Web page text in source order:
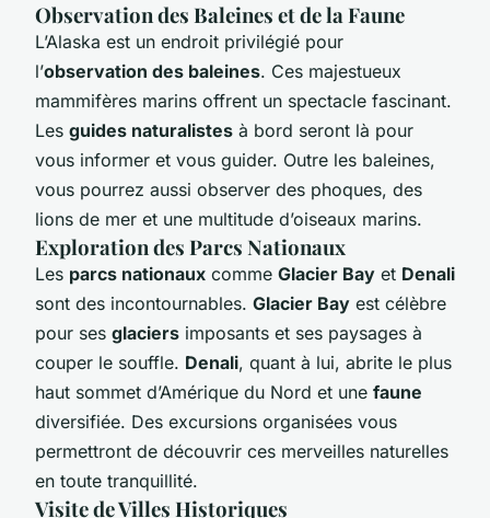
Observation des Baleines et de la Faune
L’Alaska est un endroit privilégié pour
l’observation des baleines. Ces majestueux
mammifères marins offrent un spectacle fascinant.
Les guides naturalistes à bord seront là pour
vous informer et vous guider. Outre les baleines,
vous pourrez aussi observer des phoques, des
lions de mer et une multitude d’oiseaux marins.
Exploration des Parcs Nationaux
Les parcs nationaux comme Glacier Bay et Denali
sont des incontournables. Glacier Bay est célèbre
pour ses glaciers imposants et ses paysages à
couper le souffle. Denali, quant à lui, abrite le plus
haut sommet d’Amérique du Nord et une faune
diversifiée. Des excursions organisées vous
permettront de découvrir ces merveilles naturelles
en toute tranquillité.
Visite de Villes Historiques